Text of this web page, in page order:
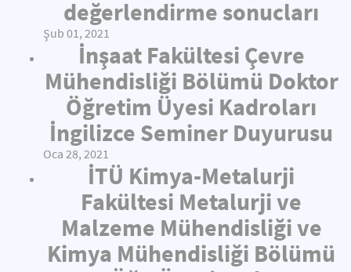
değerlendirme sonucları
Şub 01, 2021
İnşaat Fakültesi Çevre
Mühendisliği Bölümü Doktor
Öğretim Üyesi Kadroları
İngilizce Seminer Duyurusu
Oca 28, 2021
İTÜ Kimya-Metalurji
Fakültesi Metalurji ve
Malzeme Mühendisliği ve
Kimya Mühendisliği Bölümü